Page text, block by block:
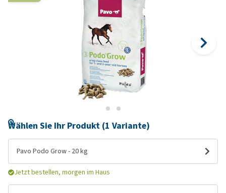
Wählen Sie Ihr Produkt (1 Variante)
Pavo Podo Grow - 20 kg
Jetzt bestellen, morgen im Haus